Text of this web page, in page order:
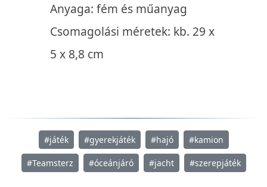
Anyaga: fém és műanyag
Csomagolási méretek: kb. 29 x
5 x 8,8 cm
#játék #gyerekjáték #hajó #kamion
#Teamsterz #óceánjáró #jacht #szerepjáték